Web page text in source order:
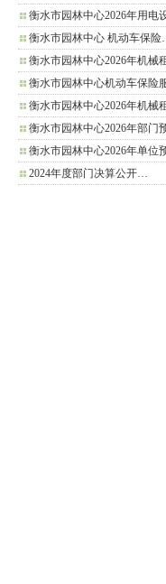
衡水市园林中心2026年用电
衡水市园林中心 机动车保
衡水市园林中心2026年机械
衡水市园林中心机动车保险
衡水市园林中心2026年机械
衡水市园林中心2026年部门
衡水市园林中心2026年单位
2024年度部门决算公开…